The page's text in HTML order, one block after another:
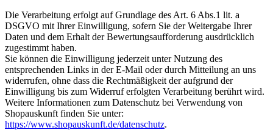
Die Verarbeitung erfolgt auf Grundlage des Art. 6 Abs.1 lit. a
DSGVO mit Ihrer Einwilligung, sofern Sie der Weitergabe Ihrer
Daten und dem Erhalt der Bewertungsaufforderung ausdrücklich
zugestimmt haben.
Sie können die Einwilligung jederzeit unter Nutzung des
entsprechenden Links in der E-Mail oder durch Mitteilung an uns
widerrufen, ohne dass die Rechtmäßigkeit der aufgrund der
Einwilligung bis zum Widerruf erfolgten Verarbeitung berührt wird.
Weitere Informationen zum Datenschutz bei Verwendung von
Shopauskunft finden Sie unter:
https://www.shopauskunft.de/datenschutz.